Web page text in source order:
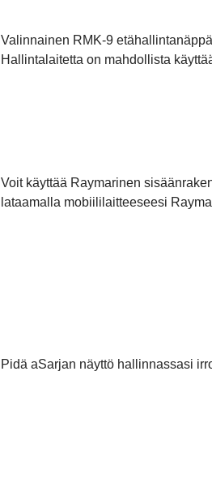
Valinnainen RMK-9
Hallintalaitetta on mahdollista
Voit käyttää Raymarinen
lataamalla mobiililaitteeseesi
Pidä aSarjan näyttö hallinnassasi